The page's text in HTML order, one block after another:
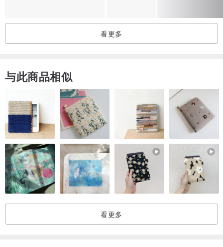
【内里】：有/日本制毛料（羊毛成份高）
【口袋】：有
【透明度】：无
【尺寸】：F
【肩宽】：35cm
【胸围】： 44cm
【领宽】：23cm
【领深】：10cm
【袖口宽】：22cm
【下摆宽】：48cm
看更多
与此商品相似
看更多